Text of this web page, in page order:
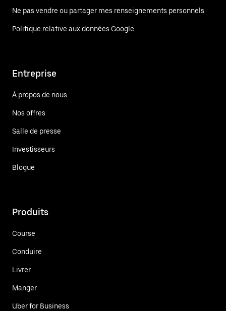
Ne pas vendre ou partager mes renseignements personnels
Politique relative aux données Google
Entreprise
À propos de nous
Nos offres
Salle de presse
Investisseurs
Blogue
Produits
Course
Conduire
Livrer
Manger
Uber for Business